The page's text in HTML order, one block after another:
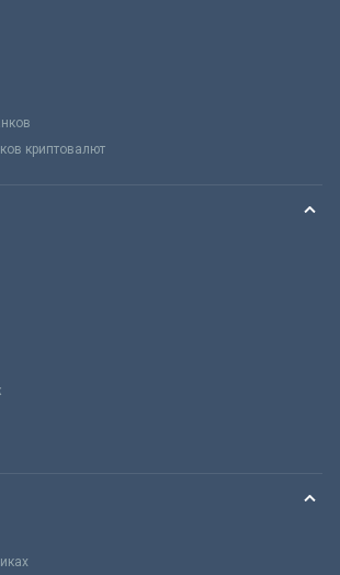
криптовалют